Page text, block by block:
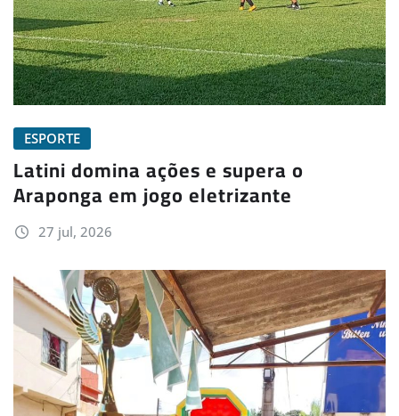
ESPORTE
Latini domina ações e supera o
Araponga em jogo eletrizante
27 jul, 2026